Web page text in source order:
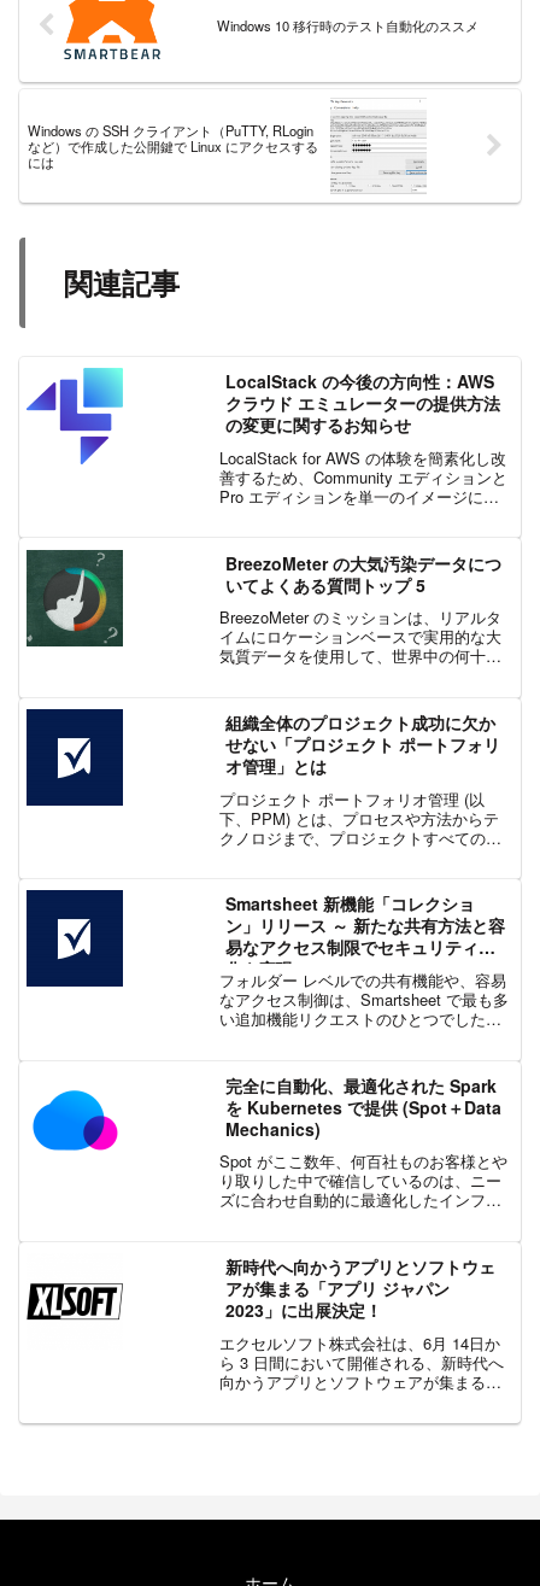
Windows 10 移行時のテスト自動化のススメ
Windows の SSH クライアント（PuTTY, RLogin
など）で作成した公開鍵で Linux にアクセスする
には
関連記事
LocalStack の今後の方向性：AWS
クラウド エミュレーターの提供方法
の変更に関するお知らせ
LocalStack for AWS の体験を簡素化し改
善するため、Community エディションと
Pro エディションを単一のイメージに統
験を提供し、次世代...
BreezoMeter の大気汚染データにつ
いてよくある質問トップ 5
BreezoMeter のミッションは、リアルタ
イムにロケーションベースで実用的な大
気質データを使用して、世界中の何十億
大な量のデータを収集し、それを実用
的...
組織全体のプロジェクト成功に欠か
せない「プロジェクト ポートフォリ
オ管理」とは
プロジェクト ポートフォリオ管理 (以
下、PPM) とは、プロセスや方法からテ
クノロジまで、プロジェクトすべての構
づいて優先順位付け、最も信頼性が高
く、収益性が高く、リ...
Smartsheet 新機能「コレクショ
ン」リリース ～ 新たな共有方法と容
易なアクセス制限でセキュリティ強
化を実現
フォルダー レベルでの共有機能や、容易
なアクセス制御は、Smartsheet で最も多
い追加機能リクエストのひとつでした。
ークスペース内の情報を整理する機能
「コレクショ...
完全に自動化、最適化された Spark
を Kubernetes で提供 (Spot＋Data
Mechanics)
Spot がここ数年、何百社ものお客様とや
り取りした中で確信しているのは、ニー
ズに合わせ自動的に最適化したインフラ
ウドへの展開を拡大できるということで
す。Spot は...
新時代へ向かうアプリとソフトウェ
アが集まる「アプリ ジャパン
2023」に出展決定！
エクセルソフト株式会社は、6月 14日か
ら 3 日間において開催される、新時代へ
向かうアプリとソフトウェアが集まる
ます。このイベントでは、アプリ / ソフ